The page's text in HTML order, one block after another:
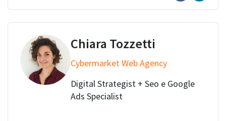
Chiara Tozzetti
Cybermarket Web Agency
Digital Strategist + Seo e Google
Ads Specialist